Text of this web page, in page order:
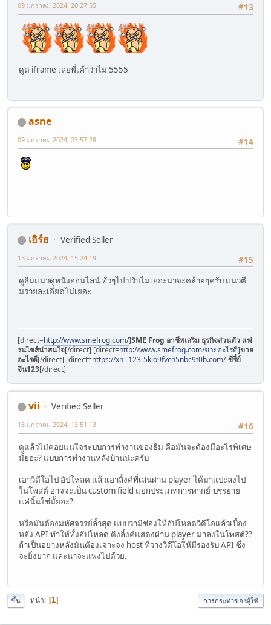
#13
09 มกราคม 2024, 20:27:55
ดูด iframe เลยพี่เค้าว่าไม 5555
asne
#14
09 มกราคม 2024, 23:57:28
เอิร์ธ
Verified Seller
#15
13 มกราคม 2024, 15:24:19
ดูธีมแนวดูหนังออนไลน์ ทั่วๆไป ปรับไม่เยอะน่าจะคล้ายๆครับ แนวตี
มรายละเอียดไม่เยอะ
[direct=http://www.smefrog.com/]SME Frog อาชีพเสริม ธุรกิจส่วนตัว แฟ
รนไชส์น่าสนใจ[/direct] [direct=http://www.smefrog.com/ขายอะไรดี]ขาย
อะไรดี[/direct] [direct=https://xn--123-5klo9fvch5nbc9t0b.com/]ซีรี่ย์
จีน123[/direct]
vii
Verified Seller
#16
18 มกราคม 2024, 13:51:13
ดูแล้วไม่ค่อยแน่ใจระบบการทำงานของธีม คือมันจะต้องมีอะไรพิเศษ
มั้ยฮะ? แบบการทำงานหลังบ้านน่ะครับ
เอาวีดีโอไป อัปโหลด แล้วเอาลิ้งค์ที่เล่นผ่าน player ได้มาแปะลงไป
ในโพสต์ อาจจะเป็น custom field แยกประเภทการพากย์-บรรยาย
แค่นั้นใช่มั้ยฮะ?
หรือมันต้องมหัศจรรย์ล้ำสุด แบบว่ามีช่องให้อัปโหลดวีดีโอแล้วเบื้อง
หลัง API ทำให้ทั้งอัปโหลด ดึงลิ้งค์แสดงผ่าน player มาลงในโพสต์??
ถ้าเป็นอย่างหลังมันต้องเจาะจง host ที่วางวีดีโอให้มีรองรับ API ซึ่ง
จะยิ่งยาก และน่าจะแพงไปด้วย.
ขึ้น หน้า 1 การกระทำของผู้ใช้